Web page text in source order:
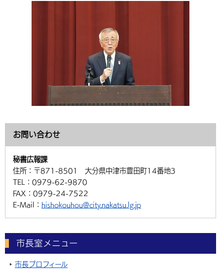
お問い合わせ
秘書広報課
住所： 〒871-8501 大分県中津市豊田町14番地3
TEL： 0979-62-9870
FAX： 0979-24-7522
E-Mail： hishokouhou@city.nakatsu.lg.jp
市長室メニュー
市長プロフィール